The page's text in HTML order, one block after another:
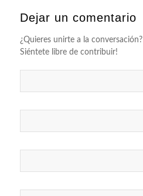
Dejar un comentario
¿Quieres unirte a la conversación?
Siéntete libre de contribuir!